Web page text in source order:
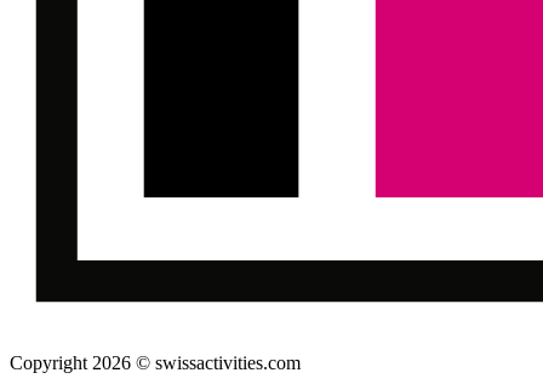
Copyright 2026 © swissactivities.com